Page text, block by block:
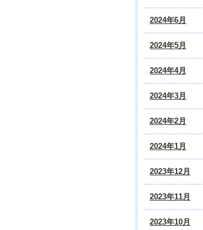
2024年6月
2024年5月
2024年4月
2024年3月
2024年2月
2024年1月
2023年12月
2023年11月
2023年10月